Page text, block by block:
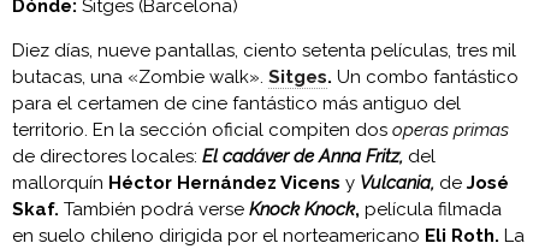
Dónde: Sitges (Barcelona)
Diez días, nueve pantallas, ciento setenta películas, tres mil
butacas, una «Zombie walk». Sitges. Un combo fantástico
para el certamen de cine fantástico más antiguo del
territorio. En la sección oficial compiten dos operas primas
de directores locales: El cadáver de Anna Fritz, del
mallorquín Héctor Hernández Vicens y Vulcania, de José
Skaf. También podrá verse Knock Knock, película filmada
en suelo chileno dirigida por el norteamericano Eli Roth. La